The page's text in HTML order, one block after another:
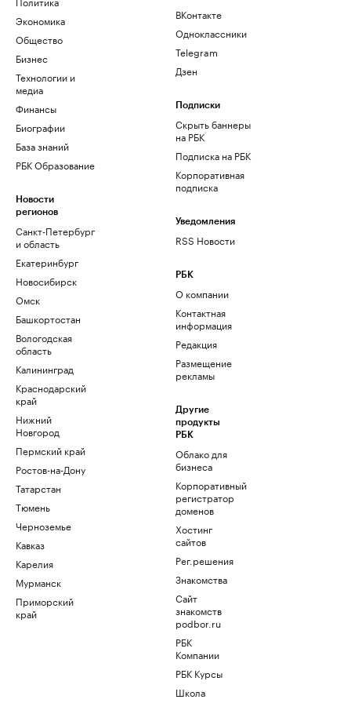
Экономика
Общество
Бизнес
Технологии и
медиа
Финансы
Биографии
База знаний
РБК Образование
Новости
регионов
Санкт-Петербург
и область
Екатеринбург
Новосибирск
Омск
Башкортостан
Вологодская
область
Калининград
Краснодарский
край
Нижний
Новгород
Пермский край
Ростов-на-Дону
Татарстан
Тюмень
Черноземье
Кавказ
Карелия
Мурманск
Приморский
край
ВКонтакте
Одноклассники
Telegram
Дзен
Подписки
Скрыть баннеры
на РБК
Подписка на РБК
Корпоративная
подписка
Уведомления
RSS Новости
РБК
О компании
Контактная
информация
Редакция
Размещение
рекламы
Другие
продукты
РБК
Облако для
бизнеса
Корпоративный
регистратор
доменов
Хостинг
сайтов
Рег.решения
Знакомства
Сайт
знакомств
podbor.ru
РБК
Компании
РБК Курсы
Школа